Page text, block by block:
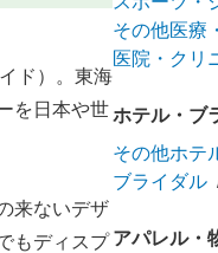
ド）。東海
を日本や世
来ないデザ
もディスプ
その他医療
医院・クリ
ホテル・ブ
その他ホテ
ブライダル
アパレル・